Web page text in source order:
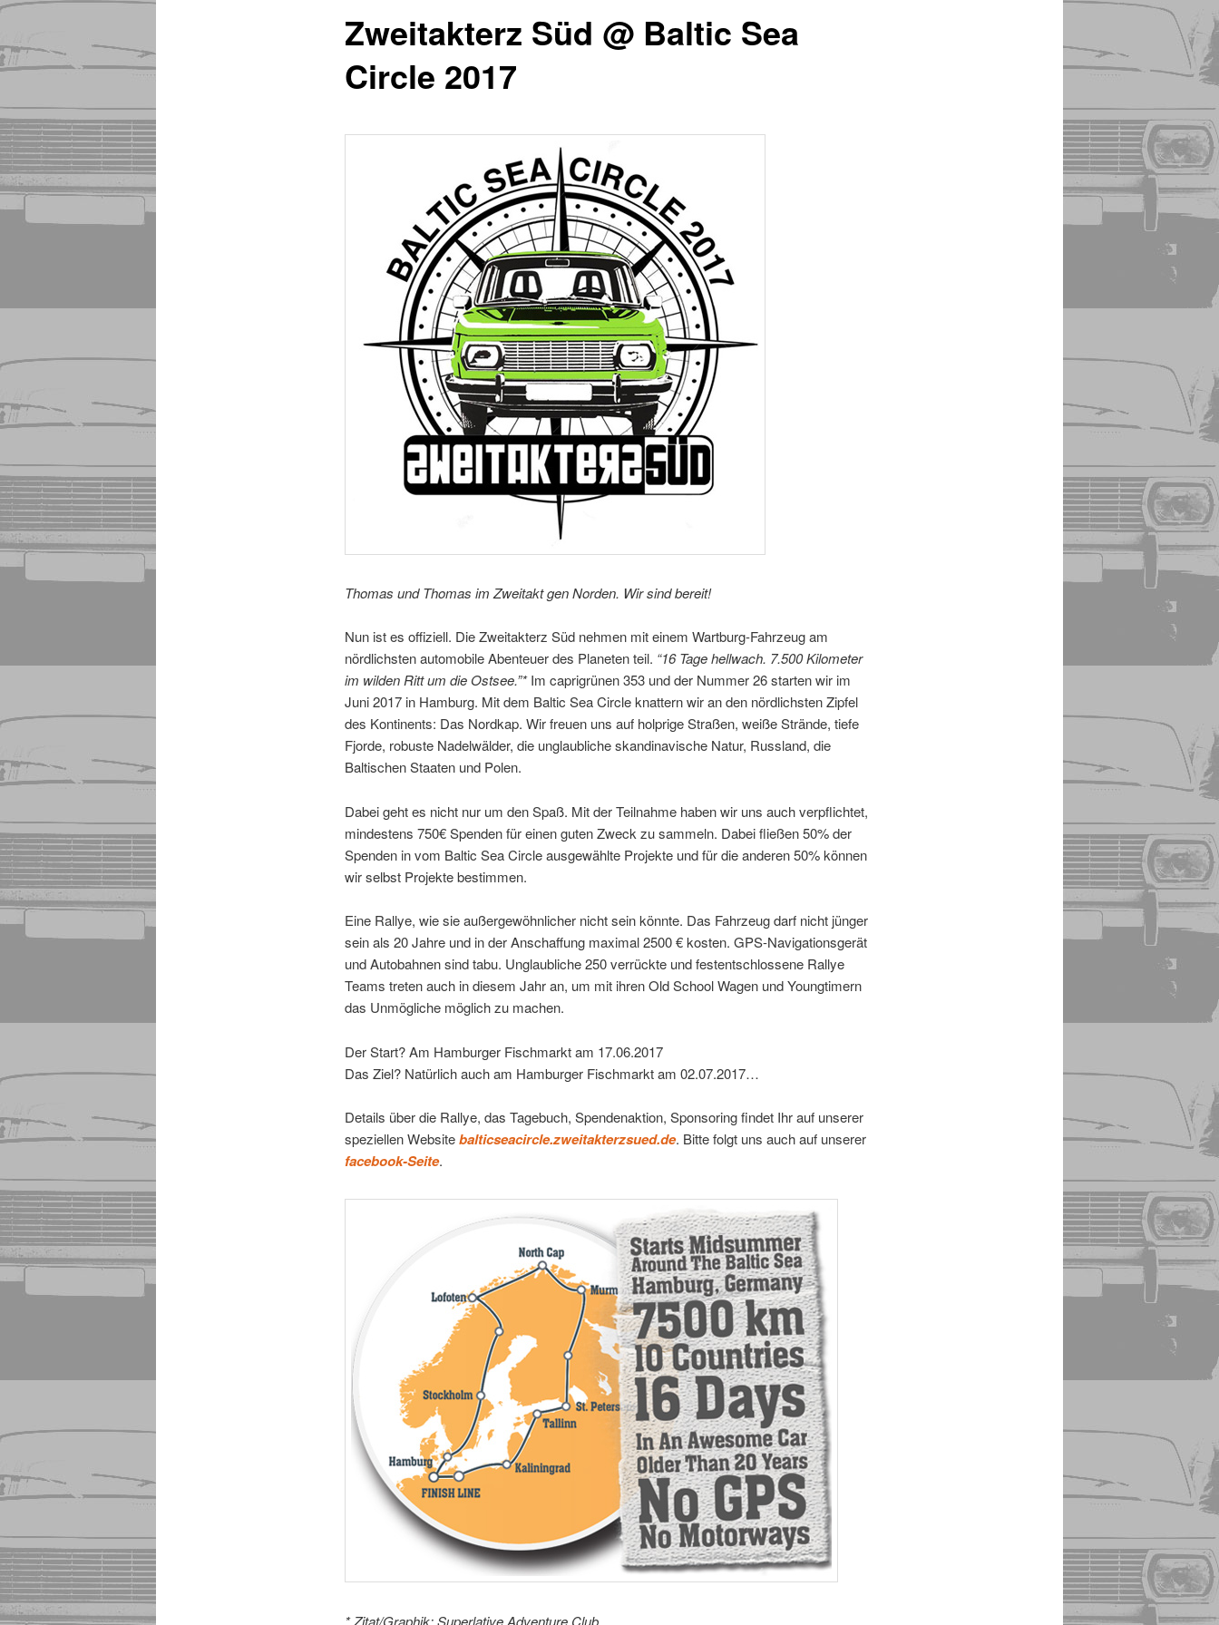
Zweitakterz Süd @ Baltic Sea
Circle 2017
Thomas und Thomas im Zweitakt gen Norden. Wir sind bereit!
Nun ist es offiziell. Die Zweitakterz Süd nehmen mit einem Wartburg-Fahrzeug am
nördlichsten automobile Abenteuer des Planeten teil. “16 Tage hellwach. 7.500 Kilometer
im wilden Ritt um die Ostsee.”*Im caprigrünen 353 und der Nummer 26 starten wir im
Juni 2017 in Hamburg. Mit dem Baltic Sea Circle knattern wir an den nördlichsten Zipfel
des Kontinents: Das Nordkap. Wir freuen uns auf holprige Straßen, weiße Strände, tiefe
Fjorde, robuste Nadelwälder, die unglaubliche skandinavische Natur, Russland, die
Baltischen Staaten und Polen.
Dabei geht es nicht nur um den Spaß. Mit der Teilnahme haben wir uns auch verpflichtet,
mindestens 750€ Spenden für einen guten Zweck zu sammeln. Dabei fließen 50% der
Spenden in vom Baltic Sea Circle ausgewählte Projekte und für die anderen 50% können
wir selbst Projekte bestimmen.
Eine Rallye, wie sie außergewöhnlicher nicht sein könnte. Das Fahrzeug darf nicht jünger
sein als 20 Jahre und in der Anschaffung maximal 2500 € kosten. GPS-Navigationsgerät
und Autobahnen sind tabu. Unglaubliche 250 verrückte und festentschlossene Rallye
Teams treten auch in diesem Jahr an, um mit ihren Old School Wagen und Youngtimern
das Unmögliche möglich zu machen.
Der Start? Am Hamburger Fischmarkt am 17.06.2017
Das Ziel? Natürlich auch am Hamburger Fischmarkt am 02.07.2017…
Details über die Rallye, das Tagebuch, Spendenaktion, Sponsoring findet Ihr auf unserer
speziellen Websitebalticseacircle.zweitakterzsued.de. Bitte folgt uns auch auf unserer
facebook-Seite.
* Zitat/Graphik: Superlative Adventure Club